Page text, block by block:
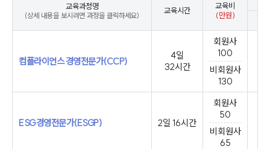
교육과정명
(상세 내용을 보시려면 과정을 클릭하세요)
교육시간
교육비
(만원)
컴플라이언스 경영전문가(CCP)
4일
32시간
회원사
100
비회원사
130
ESG경영전문가(ESGP) 2일 16시간
회원사
50
비회원사
65